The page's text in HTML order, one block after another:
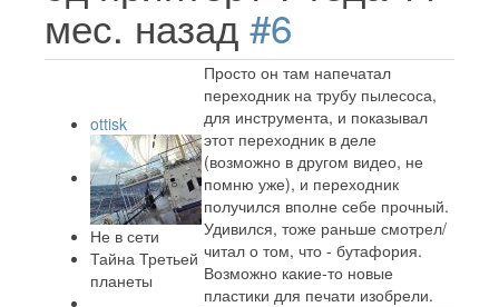
мес. назад #6
ottisk
Не в сети
Тайна Третьей
планеты
Просто он там напечатал
переходник на трубу пылесоса,
для инструмента, и показывал
этот переходник в деле
(возможно в другом видео, не
помню уже), и переходник
получился вполне себе прочный.
Удивился, тоже раньше смотрел/
читал о том, что - бутафория.
Возможно какие-то новые
пластики для печати изобрели.